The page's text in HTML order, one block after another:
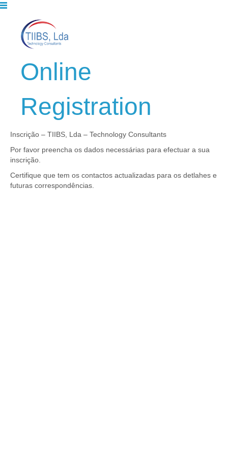
Online
Registration
Inscrição – TIIBS, Lda – Technology Consultants
Por favor preencha os dados necessárias para efectuar a sua
inscrição.
Certifique que tem os contactos actualizadas para os detlahes e
futuras correspondências.